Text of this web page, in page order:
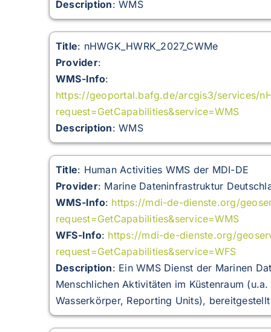
Description: WMS
Title: nHWGK_HWRK_2027_CWMe
Provider:
WMS-Info:
https://geoportal.bafg.de/arcgis3/services/
request=GetCapabilities&service=WMS
Description: WMS
Title: Human Activities WMS der MDI-DE
Provider: Marine Dateninfrastruktur
WMS-Info: https://mdi-de-dienste.org/
request=GetCapabilities&service=WMS
WFS-Info: https://mdi-de-dienste.org/
request=GetCapabilities&service=WFS
Description: Ein WMS Dienst der Marinen
Menschlichen Aktivitäten im Küstenraum
Wasserkörper, Reporting Units),